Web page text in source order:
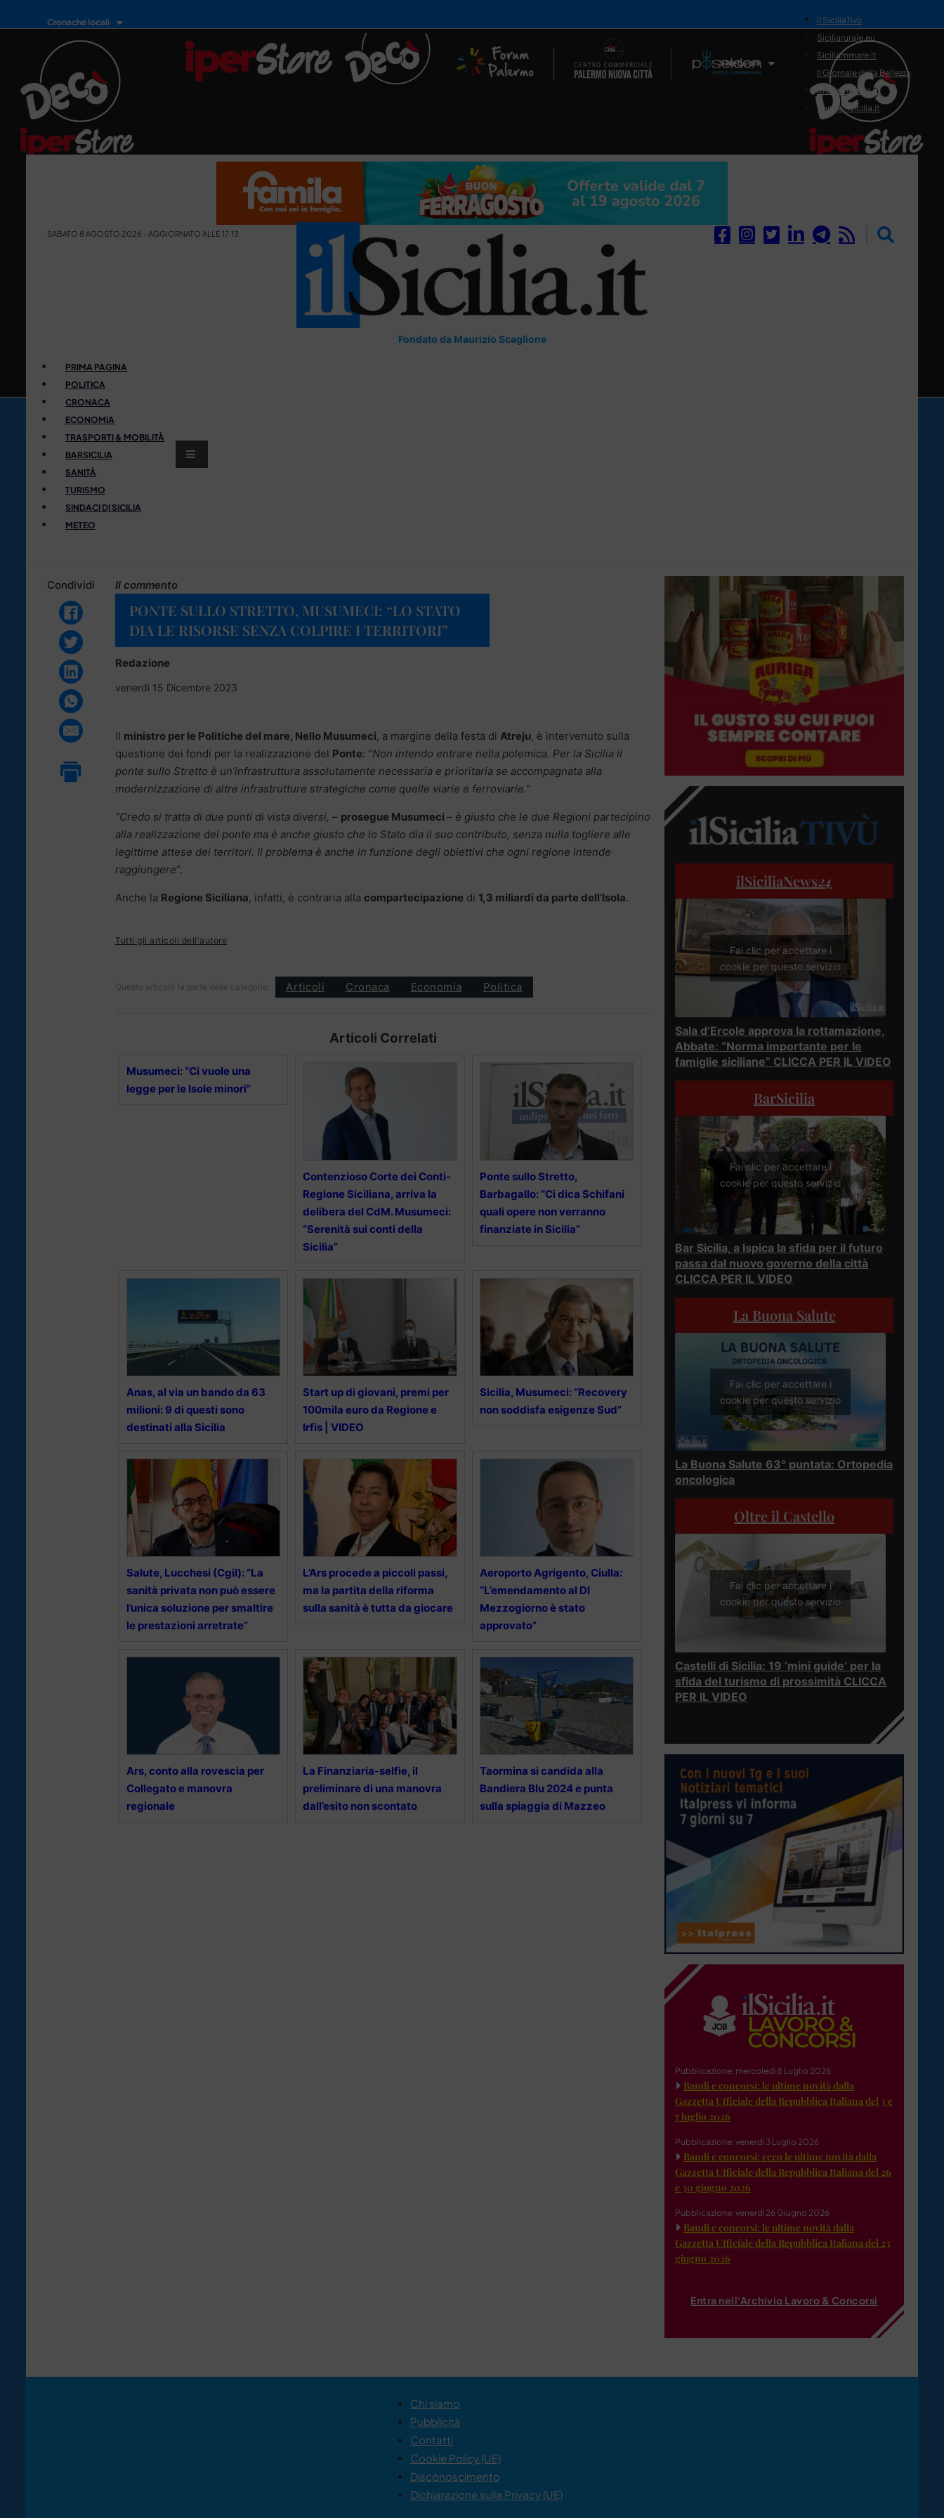
Cronache locali
Il Network
il SiciliaTivù
Siciliarurale.eu
Siciliammare.it
Il Giornale della Bellezza
Siciliamedica.it
Sanitainsicilia.it
SABATO 8 AGOSTO 2026 - AGGIORNATO ALLE 17:13
Fondato da Maurizio Scaglione
PRIMA PAGINA
POLITICA
CRONACA
ECONOMIA
TRASPORTI & MOBILITÀ
BARSICILIA
SANITÀ
TURISMO
SINDACI DI SICILIA
METEO
Condividi Il commento
PONTE SULLO STRETTO, MUSUMECI: “LO STATO
DIA LE RISORSE SENZA COLPIRE I TERRITORI”
Redazione
venerdì 15 Dicembre 2023
Il ministro per le Politiche del mare, Nello Musumeci, a margine della festa di Atreju, è intervenuto sulla
questione dei fondi per la realizzazione del Ponte: “Non intendo entrare nella polemica. Per la Sicilia il
ponte sullo Stretto è un’infrastruttura assolutamente necessaria e prioritaria se accompagnata alla
modernizzazione di altre infrastrutture strategiche come quelle viarie e ferroviarie.”
“Credo si tratta di due punti di vista diversi, – prosegue Musumeci – è giusto che le due Regioni partecipino
alla realizzazione del ponte ma è anche giusto che lo Stato dia il suo contributo, senza nulla togliere alle
legittime attese dei territori. Il problema è anche in funzione degli obiettivi che ogni regione intende
raggiungere“.
Anche la Regione Siciliana, infatti, è contraria alla compartecipazione di 1,3 miliardi da parte dell’Isola.
Tutti gli articoli dell'autore
Questo articolo fa parte delle categorie: Articoli Cronaca Economia Politica
Articoli Correlati
Musumeci: “Ci vuole una
legge per le Isole minori”
Contenzioso Corte dei Conti-
Regione Siciliana, arriva la
delibera del CdM. Musumeci:
“Serenità sui conti della
Sicilia”
Ponte sullo Stretto,
Barbagallo: “Ci dica Schifani
quali opere non verranno
finanziate in Sicilia”
Anas, al via un bando da 63
milioni: 9 di questi sono
destinati alla Sicilia
Start up di giovani, premi per
100mila euro da Regione e
Irfis | VIDEO
Sicilia, Musumeci: “Recovery
non soddisfa esigenze Sud”
Salute, Lucchesi (Cgil): “La
sanità privata non può essere
l’unica soluzione per smaltire
le prestazioni arretrate”
L’Ars procede a piccoli passi,
ma la partita della riforma
sulla sanità è tutta da giocare
Aeroporto Agrigento, Ciulla:
“L’emendamento al Dl
Mezzogiorno è stato
approvato”
Ars, conto alla rovescia per
Collegato e manovra
regionale
La Finanziaria-selfie, il
preliminare di una manovra
dall’esito non scontato
Taormina si candida alla
Bandiera Blu 2024 e punta
sulla spiaggia di Mazzeo
ilSiciliaNews24
Fai clic per accettare i
cookie per questo servizio
Sala d’Ercole approva la rottamazione,
Abbate: “Norma importante per le
famiglie siciliane” CLICCA PER IL VIDEO
BarSicilia
Fai clic per accettare i
cookie per questo servizio
Bar Sicilia, a Ispica la sfida per il futuro
passa dal nuovo governo della città
CLICCA PER IL VIDEO
La Buona Salute
Fai clic per accettare i
cookie per questo servizio
La Buona Salute 63° puntata: Ortopedia
oncologica
Oltre il Castello
Fai clic per accettare i
cookie per questo servizio
Castelli di Sicilia: 19 ‘mini guide’ per la
sfida del turismo di prossimità CLICCA
PER IL VIDEO
Pubblicazione: mercoledì 8 Luglio 2026
Bandi e concorsi: le ultime novità dalla
Gazzetta Ufficiale della Repubblica Italiana del 3 e
7 luglio 2026
Pubblicazione: venerdì 3 Luglio 2026
Bandi e concorsi: ecco le ultime novità dalla
Gazzetta Ufficiale della Repubblica Italiana del 26
e 30 giugno 2026
Pubblicazione: venerdì 26 Giugno 2026
Bandi e concorsi: le ultime novità dalla
Gazzetta Ufficiale della Repubblica Italiana del 23
giugno 2026
Entra nell'Archivio Lavoro & Concorsi
Chi siamo
Pubblicità
Contatti
Cookie Policy (UE)
Disconoscimento
Dichiarazione sulla Privacy (UE)